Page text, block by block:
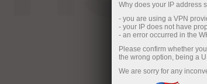
Why does your IP address
- you are using a VPN
- your IP does not have
- an error occurred in the
Please confirm whether
the wrong option, being a
We are sorry for any